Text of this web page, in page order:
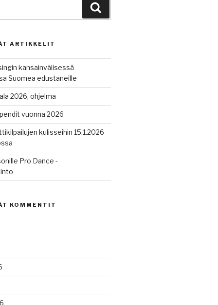
ARTIKKELIT
kansainvälisessä
Suomea edustaneille
2026, ohjelma
vuonna 2026
kulisseihin 15.1.2026
Pro Dance -
KOMMENTIT